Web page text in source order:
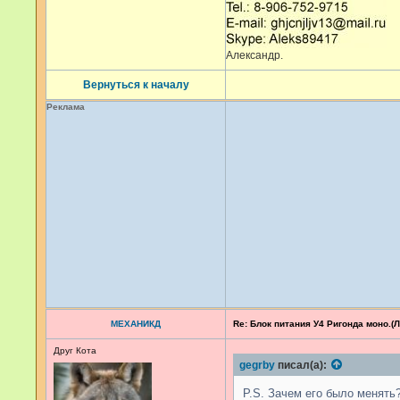
Вернуться к началу
Александр.
Реклама
МЕХАНИКД
Друг Кота
Re: Блок питания У4 Ригонда
gegrby писал(а):
P.S. Зачем его было